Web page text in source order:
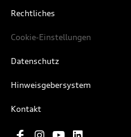
Rechtliches
Cookie-Einstellungen
Datenschutz
Hinweisgebersystem
Kontakt